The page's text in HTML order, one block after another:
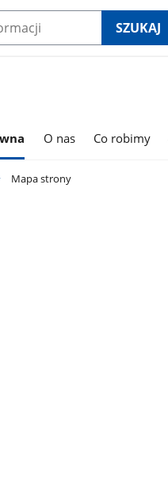
SZUKAJ
O nas Co robimy
Mapa strony